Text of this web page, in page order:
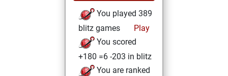
You played 389
blitz games
Play
You scored
+180 =6 -203 in blitz
You are ranked